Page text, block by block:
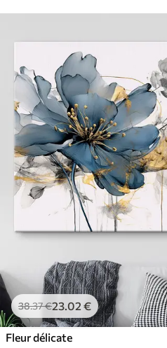
38.37€23.02 €
Fleur délicate